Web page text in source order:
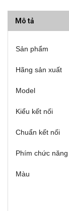
Mô tả
Sản phẩm
Hãng sản xuất
Model
Kiểu kết nối
Chuẩn kết nối
Phím chức năng
Màu